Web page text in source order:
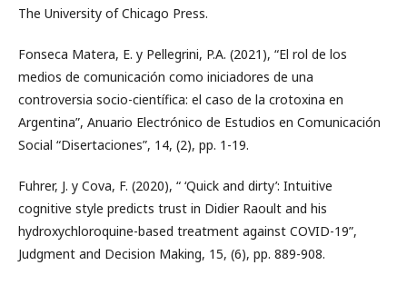
The University of Chicago Press.
Fonseca Matera, E. y Pellegrini, P.A. (2021), “El rol de los
medios de comunicación como iniciadores de una
controversia socio-científica: el caso de la crotoxina en
Argentina”, Anuario Electrónico de Estudios en Comunicación
Social “Disertaciones”, 14, (2), pp. 1-19.
Fuhrer, J. y Cova, F. (2020), “ ‘Quick and dirty’: Intuitive
cognitive style predicts trust in Didier Raoult and his
hydroxychloroquine-based treatment against COVID-19”,
Judgment and Decision Making, 15, (6), pp. 889-908.